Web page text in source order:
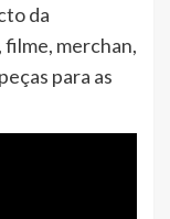
da
merchan,
para as